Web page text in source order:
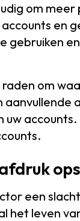
om
en
gebruiken
om
uw
een
het leven